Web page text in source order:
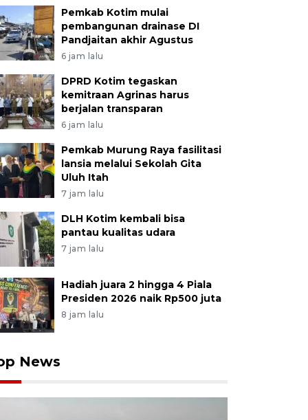
Pemkab Kotim mulai
pembangunan drainase DI
Pandjaitan akhir Agustus
6 jam lalu
DPRD Kotim tegaskan
kemitraan Agrinas harus
berjalan transparan
6 jam lalu
Pemkab Murung Raya fasilitasi
lansia melalui Sekolah Gita
Uluh Itah
7 jam lalu
DLH Kotim kembali bisa
pantau kualitas udara
7 jam lalu
Hadiah juara 2 hingga 4 Piala
Presiden 2026 naik Rp500 juta
8 jam lalu
News